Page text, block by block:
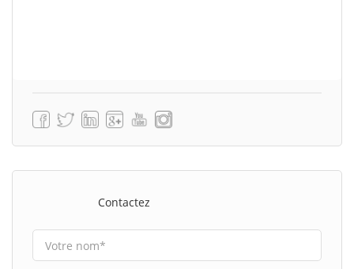
Contactez